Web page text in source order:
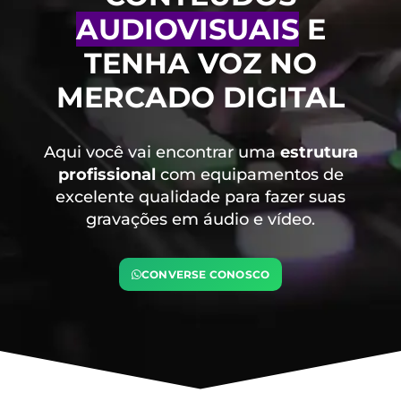
AUDIOVISUAISE
TENHA VOZ NO
MERCADO DIGITAL
Aqui você vai encontrar uma estrutura
profissional com equipamentos de
excelente qualidade para fazer suas
gravações em áudio e vídeo.
CONVERSE CONOSCO